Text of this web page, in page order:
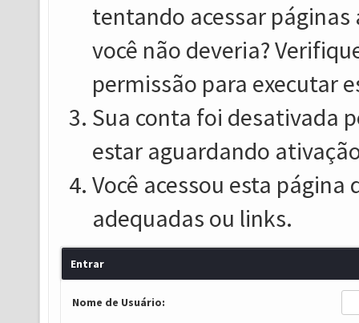
tentando acessar
você não deveria?
permissão para executar
Sua conta foi desativada
estar aguardando
Você acessou esta
adequadas ou links.
Entrar
Nome de Usuário: